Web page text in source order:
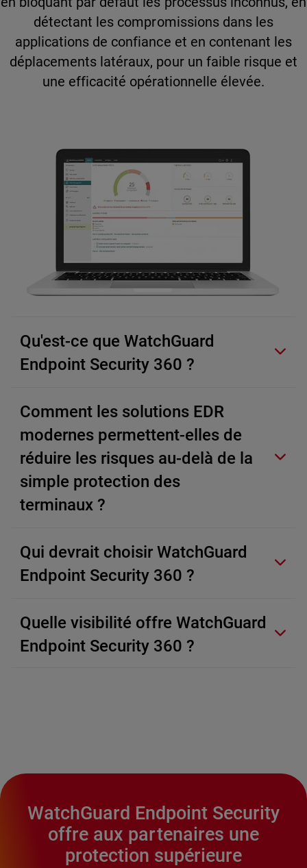
détectant les compromissions dans les
applications de confiance et en contenant les
déplacements latéraux, pour un faible risque et
une efficacité opérationnelle élevée.
Qu'est-ce que WatchGuard
Endpoint Security 360 ?
Comment les solutions EDR
modernes permettent-elles de
réduire les risques au-delà de la
simple protection des
terminaux ?
Qui devrait choisir WatchGuard
Endpoint Security 360 ?
Quelle visibilité offre WatchGuard
Endpoint Security 360 ?
WatchGuard Endpoint Security
offre aux partenaires une
protection supérieure